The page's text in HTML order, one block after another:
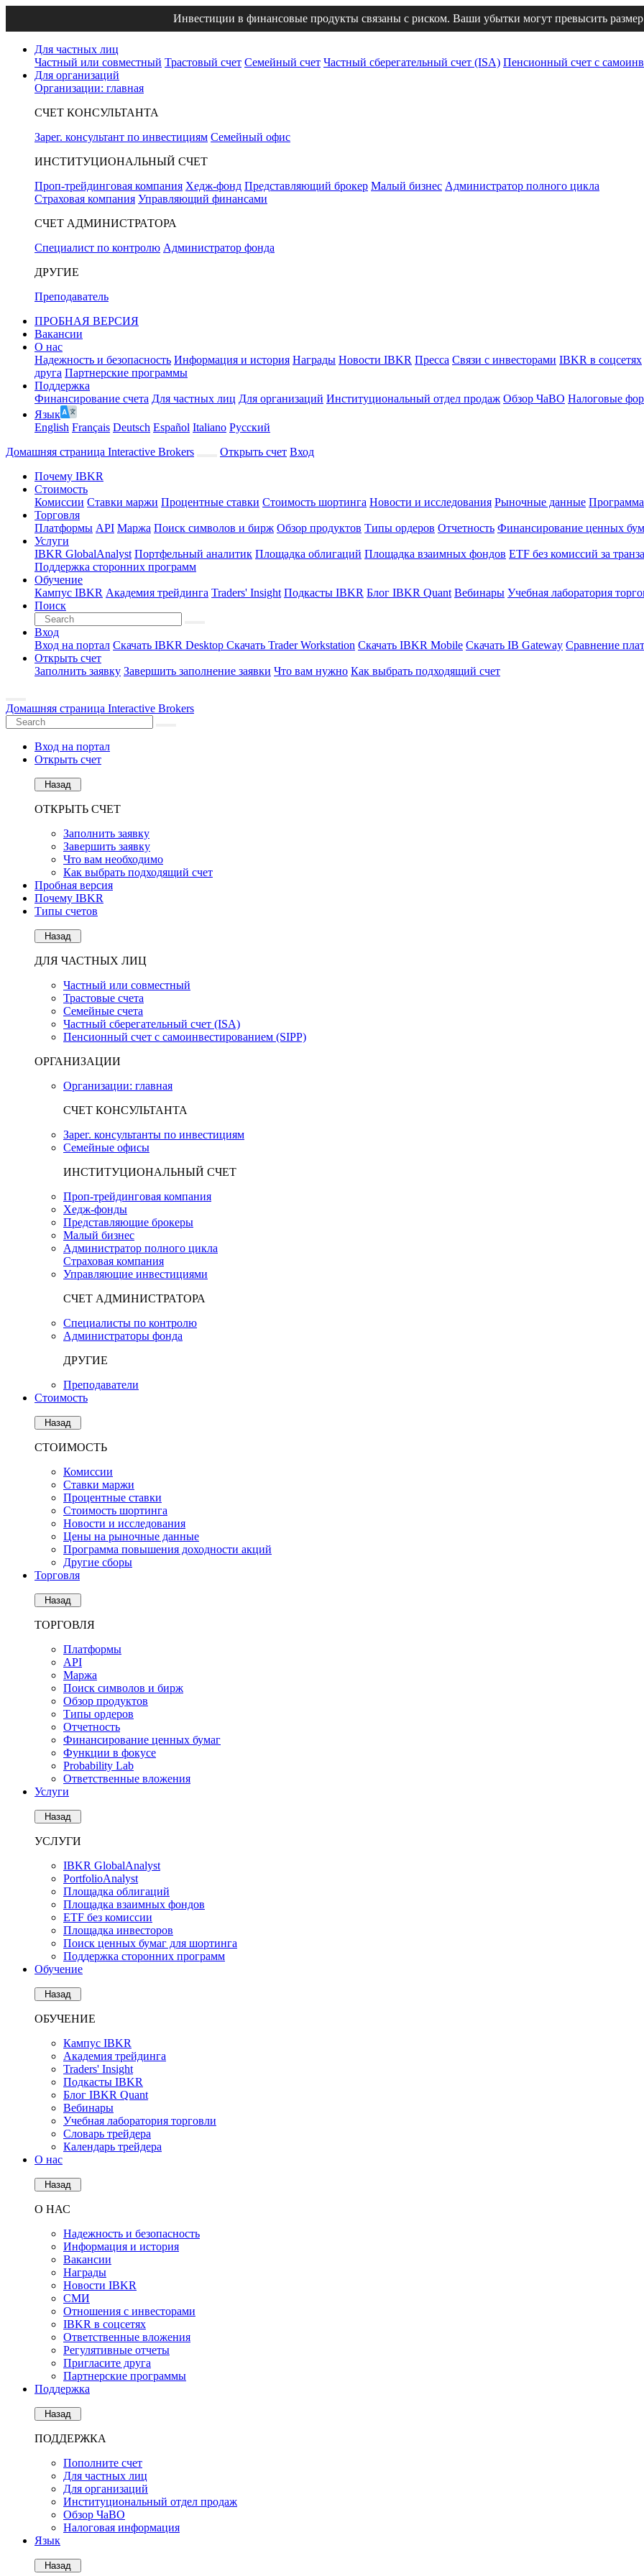
Инвестиции в финансовые продукты связаны с риском. Ваши убытки могут превысить
Для частных лиц
Частный или совместный Трастовый счет Семейный счет Частный сберегательный счет (ISA) Пенсионный счет с
Для организаций
Организации: главная
СЧЕТ КОНСУЛЬТАНТА
Зарег. консультант по инвестициям Семейный офис
ИНСТИТУЦИОНАЛЬНЫЙ СЧЕТ
Проп-трейдинговая компания Хедж-фонд Представляющий брокер Малый бизнес Администратор полного цикла
Страховая компания Управляющий финансами
СЧЕТ АДМИНИСТРАТОРА
Специалист по контролю Администратор фонда
ДРУГИЕ
Преподаватель
ПРОБНАЯ ВЕРСИЯ
Вакансии
О нас
Надежность и безопасность Информация и история Награды Новости IBKR Пресса Связи с инвесторами IBKR в соцсетях
друга Партнерские программы
Поддержка
Финансирование счета Для частных лиц Для организаций Институциональный отдел продаж Обзор ЧаВО Налоговые
Язык
English Français Deutsch Español Italiano Pусский
Домашняя страница Interactive Brokers
Открыть счет Вход
Почему IBKR
Стоимость
Комиссии Ставки маржи Процентные ставки Стоимость шортинга Новости и исследования Рыночные данные
Торговля
Платформы API Маржа Поиск символов и бирж Обзор продуктов Типы ордеров Отчетность Финансирование ценных
Услуги
IBKR GlobalAnalyst Портфельный аналитик Площадка облигаций Площадка взаимных фондов ETF без комиссий за
Поддержка сторонних программ
Обучение
Кампус IBKR Академия трейдинга Traders' Insight Подкасты IBKR Блог IBKR Quant Вебинары Учебная лаборатория
Поиск
Вход
Вход на портал Скачать IBKR Desktop Скачать Trader Workstation Скачать IBKR Mobile Скачать IB Gateway Сравнение
Открыть счет
Заполнить заявку Завершить заполнение заявки Что вам нужно Как выбрать подходящий счет
Домашняя страница Interactive Brokers
Вход на портал
Открыть счет
Назад
ОТКРЫТЬ СЧЕТ
Заполнить заявку
Завершить заявку
Что вам необходимо
Как выбрать подходящий счет
Пробная версия
Почему IBKR
Типы счетов
Назад
ДЛЯ ЧАСТНЫХ ЛИЦ
Частный или совместный
Трастовые счета
Семейные счета
Частный сберегательный счет (ISA)
Пенсионный счет с самоинвестированием (SIPP)
ОРГАНИЗАЦИИ
Организации: главная
СЧЕТ КОНСУЛЬТАНТА
Зарег. консультанты по инвестициям
Семейные офисы
ИНСТИТУЦИОНАЛЬНЫЙ СЧЕТ
Проп-трейдинговая компания
Хедж-фонды
Представляющие брокеры
Малый бизнес
Администратор полного цикла
Страховая компания
Управляющие инвестициями
СЧЕТ АДМИНИСТРАТОРА
Специалисты по контролю
Администраторы фонда
ДРУГИЕ
Преподаватели
Стоимость
Назад
СТОИМОСТЬ
Комиссии
Ставки маржи
Процентные ставки
Стоимость шортинга
Новости и исследования
Цены на рыночные данные
Программа повышения доходности акций
Другие сборы
Торговля
Назад
ТОРГОВЛЯ
Платформы
API
Маржа
Поиск символов и бирж
Обзор продуктов
Типы ордеров
Отчетность
Финансирование ценных бумаг
Функции в фокусе
Probability Lab
Ответственные вложения
Услуги
Назад
УСЛУГИ
IBKR GlobalAnalyst
PortfolioAnalyst
Площадка облигаций
Площадка взаимных фондов
ETF без комиссии
Площадка инвесторов
Поиск ценных бумаг для шортинга
Поддержка сторонних программ
Обучение
Назад
ОБУЧЕНИЕ
Кампус IBKR
Академия трейдинга
Traders' Insight
Подкасты IBKR
Блог IBKR Quant
Вебинары
Учебная лаборатория торговли
Словарь трейдера
Календарь трейдера
О нас
Назад
О НАС
Надежность и безопасность
Информация и история
Вакансии
Награды
Новости IBKR
СМИ
Отношения с инвесторами
IBKR в соцсетях
Ответственные вложения
Регулятивные отчеты
Пригласите друга
Партнерские программы
Поддержка
Назад
ПОДДЕРЖКА
Пополните счет
Для частных лиц
Для организаций
Институциональный отдел продаж
Обзор ЧаВО
Налоговая информация
Язык
Назад